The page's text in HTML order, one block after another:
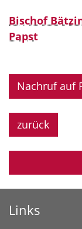
Bischof
Papst
Nachruf auf
zurück
Links